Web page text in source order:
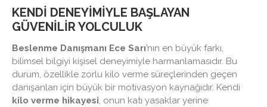
KENDI DENEYIMIYLE BAŞLAYAN
GÜVENILIR YOLCULUK
Beslenme Danışmanı Ece Sarı’nın en büyük farkı,
bilimsel bilgiyi kişisel deneyimiyle harmanlamasıdır. Bu
durum, özellikle zorlu kilo verme süreçlerinden geçen
danışanları için büyük bir motivasyon kaynağıdır. Kendi
kilo verme hikayesi , onun katı yasaklar yerine